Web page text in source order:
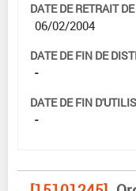
DATE DE RETRAIT
06/02/2004
DATE DE FIN DE
-
DATE DE FIN
-